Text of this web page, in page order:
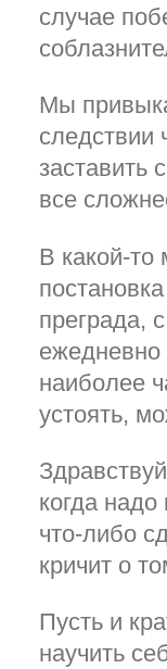
случае
Мы
следствии
заставить
все
В какой-то
преграда,
наиболее
устоять,
когда
что-либо
кричит о
Пусть и
научить